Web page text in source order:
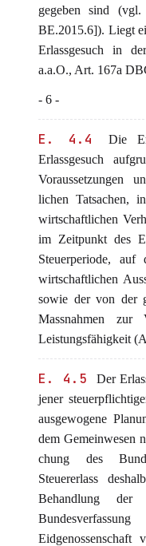
gegeben sind
BE.2015.6]). Liegt
Erlassgesuch in
a.a.O., Art. 167a
- 6 -
E. 4.4
Die
Erlassgesuch
Voraussetzungen
lichen Tatsachen,
wirtschaftlichen
im Zeitpunkt des
Steuerperiode,
wirtschaftlichen
sowie der von der
Massnahmen zur
Leistungsfähigkeit
E. 4.5
Der
jener
ausgewogene
dem Gemeinwesen
chung des
Steuererlass
Behandlung